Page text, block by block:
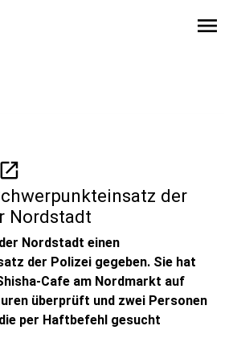
menu
open_in_new
der
Nordstadt
Nordstadt einen
der Polizei gegeben. Sie hat
Cafe am Nordmarkt auf
überprüft und zwei Personen
per Haftbefehl gesucht